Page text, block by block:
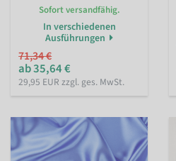
Sofort versandfähig.
In verschiedenen
Ausführungen
71,34 €
ab 35,64 €
29,95 EUR zzgl. ges. MwSt.